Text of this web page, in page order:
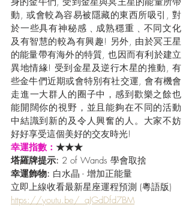
動, 或會較為容易被隱藏的東西所吸引, 對
於一些具有神秘感﹑成熟穩重﹑不同文化
及有智慧的較為有興趣! 另外, 由於冥王星
的能量帶有海外的特質, 也因而有利於建立
異地情緣! 受到金星及逆行木星的推動, 有
些金牛們近期或會特別有社交運, 會有機會
走進一大群人的圈子中，感到歡樂之餘也
能開闊你的視野，並且能夠在不同的活動
中結識到新的及令人興奮的人。大家不妨
好好享受這個美好的交友時光!
幸運指數： ★★★
塔羅牌提示: 2 of Wands 學會取捨
幸運飾物: 白水晶 - 增加正能量
立即上線收看最新星座運程預測 (粵語版)
https://youtu.be/_aJGdDfd7BM